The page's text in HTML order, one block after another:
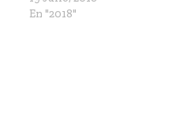
En "2018"